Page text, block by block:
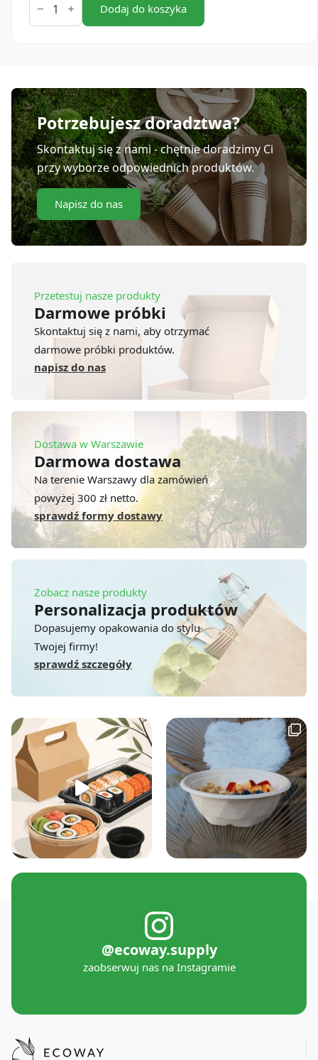
Wieczka
z
masy
mm
(50
szt.)
Dodaj do koszyka
Potrzebujesz doradztwa?
Skontaktuj się z nami - chętnie doradzimy Ci
przy wyborze odpowiednich produktów.
Napisz do nas
Przetestuj nasze produkty
Darmowe próbki
Skontaktuj się z nami, aby otrzymać
darmowe próbki produktów.
napisz do nas
Dostawa w Warszawie
Darmowa dostawa
Na terenie Warszawy dla zamówień
powyżej 300 zł netto.
sprawdź formy dostawy
Zobacz nasze produkty
Personalizacja produktów
Dopasujemy opakowania do stylu
Twojej firmy!
sprawdź szczegóły
@ecoway.supply
zaobserwuj nas na Instagramie